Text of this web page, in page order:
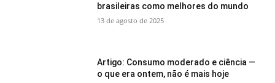
brasileiras como melhores do mundo
13 de agosto de 2025
Artigo: Consumo moderado e ciência —
o que era ontem, não é mais hoje